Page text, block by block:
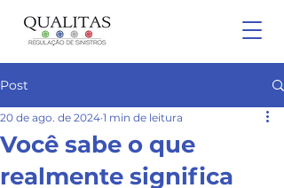
Post
Você sabe o que
realmente significa
20 de ago. de 2024 1 min de leitura